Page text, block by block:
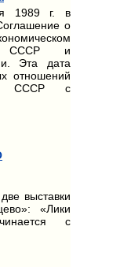
1989 г. в
о
СССР и
Эта дата
отношений
СССР с
выставки
«Лики
с